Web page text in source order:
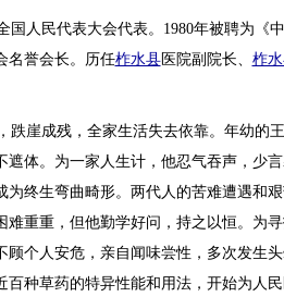
人民代表大会代表。1980年被聘为《
名誉会长。历任柞水县医院副院长、 柞
崖成残，全家生活失去依靠。年幼的
体。为一家人生计，他忍气吞声，少
终生弯曲畸形。两代人的苦难遭遇和
重重，但他勤学好问，持之以恒。为
个人安危，亲自闻味尝性，多次发生
种草药的特异性能和用法，开始为人